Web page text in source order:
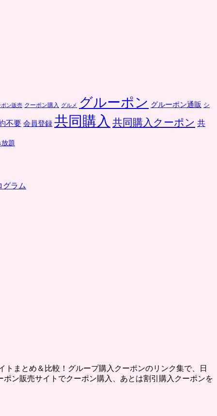
ポン販売 クーポン購入 グルメ グルーポン グルーポン通販 シ
不要 会員登録 共同購入 共同購入クーポン 共
題
グラム
トまとめ＆比較！グループ購入クーポンのリンク集で、日
ン販売サイトでクーポン購入、あとは割引購入クーポンを